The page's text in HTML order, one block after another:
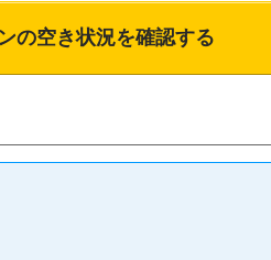
の空き状況を確認する